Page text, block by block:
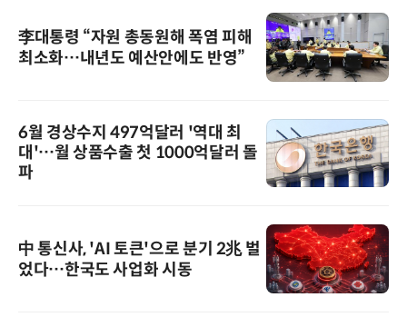
李대통령 “자원 총동원해 폭염 피해
최소화…내년도 예산안에도 반영”
6월 경상수지 497억달러 '역대 최
대'…월 상품수출 첫 1000억달러 돌
파
中 통신사, 'AI 토큰'으로 분기 2兆 벌
었다…한국도 사업화 시동